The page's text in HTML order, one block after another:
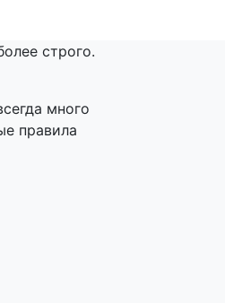
строго.
много
правила